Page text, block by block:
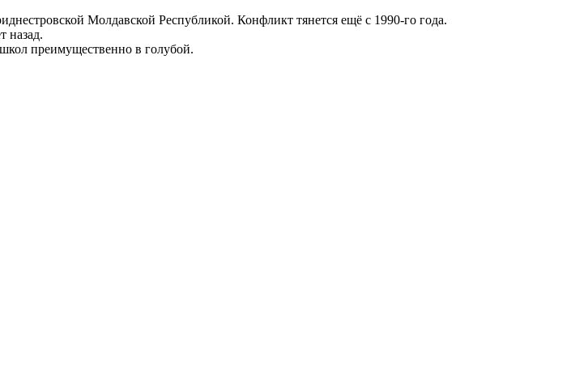
Молдавской Республикой. Конфликт тянется ещё с 1990-го года.
назад.
преимущественно в голубой.